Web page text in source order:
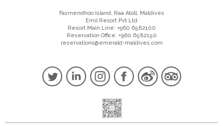
Fasmendhoo Island, Raa Atoll, Maldives
Emil Resort Pvt Ltd
Resort Main Line: +960 6582100
Reservation Office: +960 6582150
reservations@emerald-maldives.com